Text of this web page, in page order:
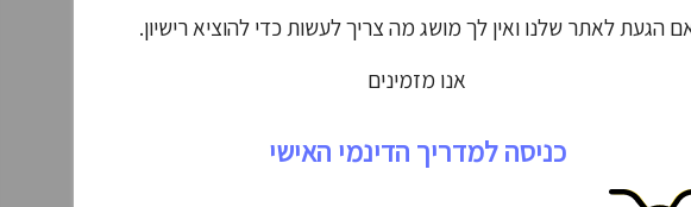
הגעת לאתר שלנו ואין לך מושג מה צריך לעשות כדי להוציא רישיון.
אנו מזמינים אותך להשת
כניסה למדריך הדינמי האישי